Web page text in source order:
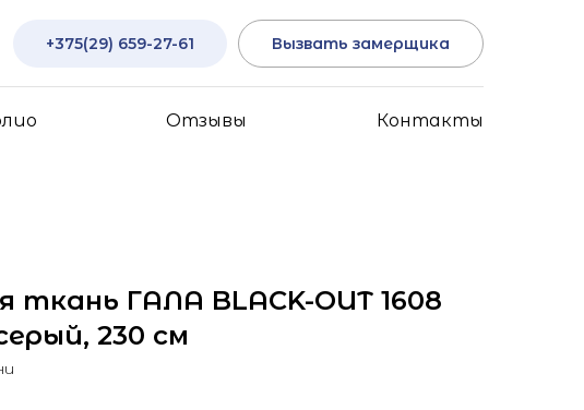
+375(29) 659-27-61 Вызвать замерщика
Отзывы Контакты
ткань ГАЛА BLACK-OUT 1608
230 см